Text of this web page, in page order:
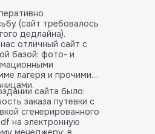
(сайт требовалось
дедлайна).
отличный сайт с
базой: фото- и
лагеря и прочими
сайта было:
заказа путевки с
сгенерированного
на электронную